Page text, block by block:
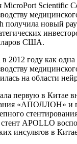
MicroPort Scientific
получила новый
США.
2012 году как
на области
первую в Китае
«АПОЛЛОН» и
APOLLO
инсультов в